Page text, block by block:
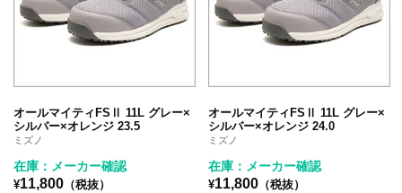
オールマイティFSⅡ 11L グレー×
シルバー×オレンジ 23.5
ミズノ
在庫：メーカー確認
¥11,800 （税抜）
オールマイティFSⅡ 11L グレー×
シルバー×オレンジ 24.0
ミズノ
在庫：メーカー確認
¥11,800 （税抜）